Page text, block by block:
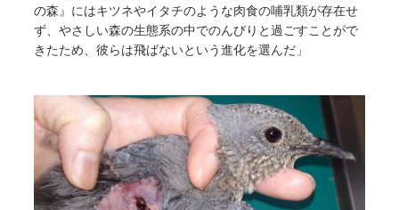
の森』にはキツネやイタチのような肉食の哺乳類が存在せ
ず、やさしい森の生態系の中でのんびりと過ごすことがで
きたため、彼らは飛ばないという進化を選んだ」